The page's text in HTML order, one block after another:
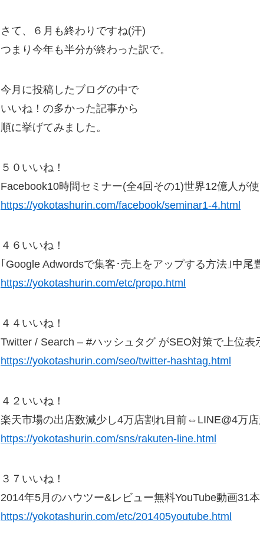
さて、６月も終わりですね(汗)
つまり今年も半分が終わった訳で。
今月に投稿したブログの中で
いいね！の多かった記事から
順に挙げてみました。
５０いいね！
Facebook10時間セミナー(全4回その1)世界12億人が
https://yokotashurin.com/facebook/seminar1-4.html
４６いいね！
｢Google Adwordsで集客･売上をアップする方法｣中尾
https://yokotashurin.com/etc/propo.html
４４いいね！
Twitter / Search – #ハッシュタグ がSEO対策で上位表
https://yokotashurin.com/seo/twitter-hashtag.html
４２いいね！
楽天市場の出店数減少し4万店割れ目前⇔LINE@4万店
https://yokotashurin.com/sns/rakuten-line.html
３７いいね！
2014年5月のハウツー&レビュー無料YouTube動画31本
https://yokotashurin.com/etc/201405youtube.html